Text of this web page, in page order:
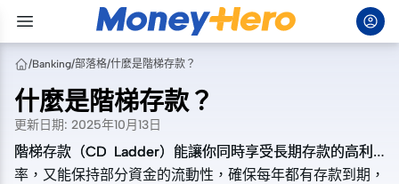
/Banking/部落格/什麼是階梯存款？
什麼是階梯存款？
更新日期: 2025年10月13日
階梯存款（CD Ladder）能讓你同時享受長期存款的高利
率，又能保持部分資金的流動性，確保每年都有存款到期，
階梯存款（CD Ladder）能讓你同時享受長期存款的高利
率，又能保持部分資金的流動性，確保每年都有存款到期，